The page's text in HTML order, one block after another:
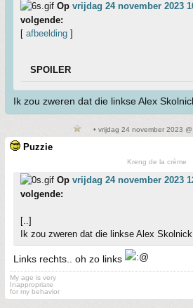
Op vrijdag 24 november 2023
volgende:
[ afbeelding ]
SPOILER
Ik zou zweren dat die linkse Alex
• vrijdag 24 november 2023
Puzzie
Kreng de la crème
Op vrijdag 24 november 2023
volgende:
[..]
Ik zou zweren dat die linkse Alex
Links rechts.. oh zo links
My age is very
Inappropriate
for my behavior